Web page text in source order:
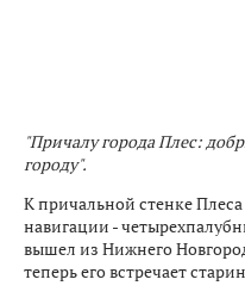
"Причалу города Плес:
городу".
К причальной стенке
навигации -
вышел из Нижнего
теперь его встречает